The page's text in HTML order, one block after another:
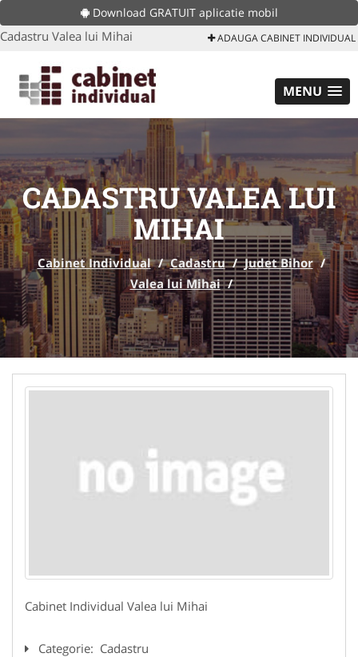
Download GRATUIT aplicatie mobil
Cadastru Valea lui Mihai ADAUGA CABINET INDIVIDUAL
MENU
CADASTRU VALEA LUI
MIHAI
Cabinet Individual / Cadastru / Judet Bihor /
Valea lui Mihai /
Cabinet Individual Valea lui Mihai
Categorie: Cadastru